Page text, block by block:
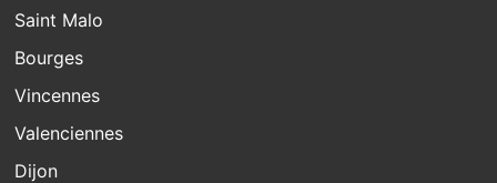
Saint Malo
Bourges
Vincennes
Valenciennes
Dijon